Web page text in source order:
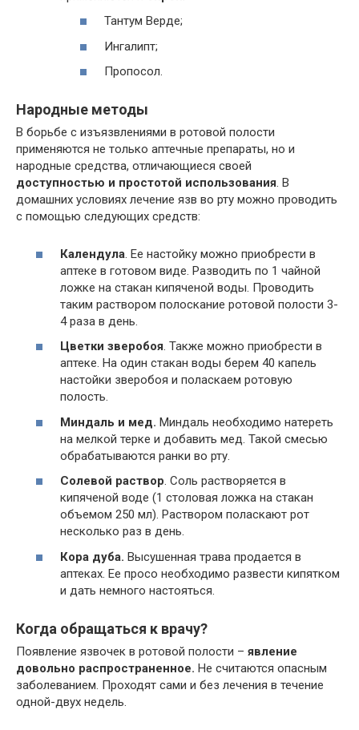
Тантум Верде;
Ингалипт;
Пропосол.
Народные методы
В борьбе с изъязвлениями в ротовой полости
применяются не только аптечные препараты, но и
народные средства, отличающиеся своей
доступностью и простотой использования. В
домашних условиях лечение язв во рту можно проводить
с помощью следующих средств:
Календула . Ее настойку можно приобрести в
аптеке в готовом виде. Разводить по 1 чайной
ложке на стакан кипяченой воды. Проводить
таким раствором полоскание ротовой полости 3-
4 раза в день.
Цветки зверобоя. Также можно приобрести в
аптеке. На один стакан воды берем 40 капель
настойки зверобоя и поласкаем ротовую
полость.
Миндаль и мед. Миндаль необходимо натереть
на мелкой терке и добавить мед. Такой смесью
обрабатываются ранки во рту.
Солевой раствор. Соль растворяется в
кипяченой воде (1 столовая ложка на стакан
объемом 250 мл). Раствором поласкают рот
несколько раз в день.
Кора дуба. Высушенная трава продается в
аптеках. Ее просо необходимо развести кипятком
и дать немного настояться.
Когда обращаться к врачу?
Появление язвочек в ротовой полости – явление
довольно распространенное. Не считаются опасным
заболеванием. Проходят сами и без лечения в течение
одной-двух недель.